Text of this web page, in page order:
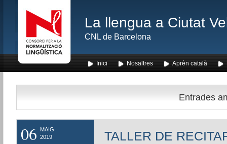
La llengua a Ciutat
CNL de Barcelona
Inici Nosaltres Aprèn català
Entrades
06
MAIG
2019
TALLER DE